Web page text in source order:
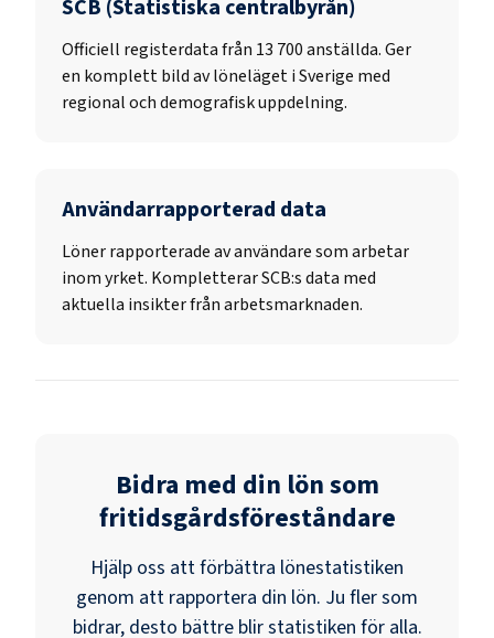
SCB (Statistiska centralbyrån)
Officiell registerdata från 13 700anställda. Ger
en komplett bild av löneläget i Sverige med
regional och demografisk uppdelning.
Användarrapporterad data
Löner rapporterade av användare som arbetar
inom yrket. Kompletterar SCB:s data med
aktuella insikter från arbetsmarknaden.
Bidra med din lön som
fritidsgårdsföreståndare
Hjälp oss att förbättra lönestatistiken
genom att rapportera din lön. Ju fler som
bidrar, desto bättre blir statistiken för alla.